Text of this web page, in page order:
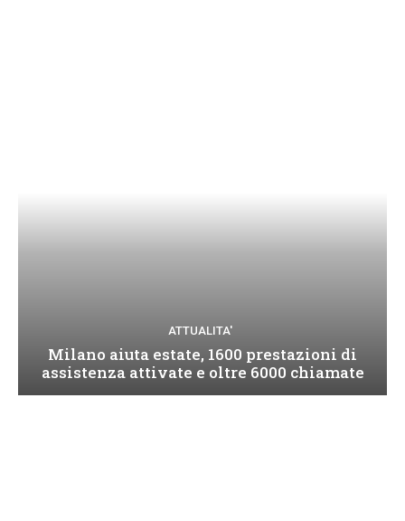
ATTUALITA'
Milano aiuta estate, 1600 prestazioni di
assistenza attivate e oltre 6000 chiamate